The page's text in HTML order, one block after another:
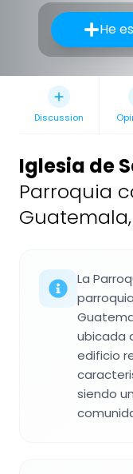
He
Discussion
Iglesia de
Parroquia
La
ubicada
edificio
siendo